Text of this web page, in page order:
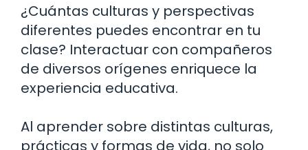
¿Cuántas culturas y perspectivas
diferentes puedes encontrar en tu
clase? Interactuar con compañeros
de diversos orígenes enriquece la
experiencia educativa.
Al aprender sobre distintas culturas,
prácticas y formas de vida, no solo